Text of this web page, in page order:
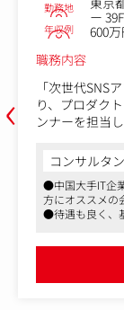
‹
勤務地
ー 39F
年収例
600
職務内容
「次世代SNS
り、プロダク
ンナーを担当
1.熱狂をデザ
・「好き」の
げ、Z世代特
た確かなKPI
・体験の設計
タに基づき、
2.コミュニテ
コンサルタ
●中国大手IT企
方にオススメの
●待遇も良く、